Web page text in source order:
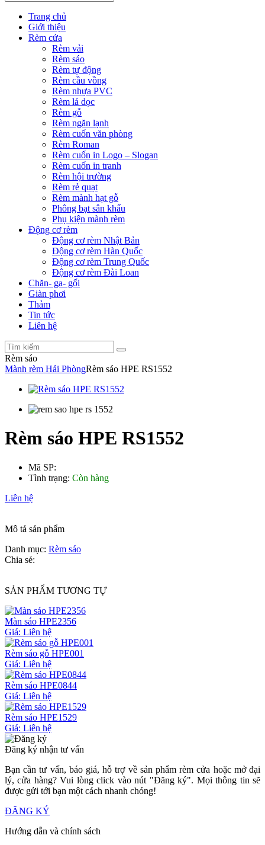
Trang chủ
Giới thiệu
Rèm cửa
Rèm vải
Rèm sáo
Rèm tự động
Rèm cầu vồng
Rèm nhựa PVC
Rèm lá dọc
Rèm gỗ
Rèm ngăn lạnh
Rèm cuốn văn phòng
Rèm Roman
Rèm cuốn in Logo – Slogan
Rèm cuốn in tranh
Rèm hội trường
Rèm rẻ quạt
Rèm mành hạt gỗ
Phông bạt sân khấu
Phụ kiện mành rèm
Động cơ rèm
Động cơ rèm Nhật Bản
Động cơ rèm Hàn Quốc
Động cơ rèm Trung Quốc
Động cơ rèm Đài Loan
Chăn- ga- gối
Giàn phơi
Thảm
Tin tức
Liên hệ
Rèm sáo
Mành rèm Hải PhòngRèm sáo HPE RS1552
Rèm sáo HPE RS1552
Mã SP:
Tình trạng: Còn hàng
Liên hệ
Mô tả sản phẩm
Danh mục: Rèm sáo
Chia sẻ:
SẢN PHẨM TƯƠNG TỰ
Màn sáo HPE2356
Giá: Liên hệ
Rèm sáo gỗ HPE001
Giá: Liên hệ
Rèm sáo HPE0844
Giá: Liên hệ
Rèm sáo HPE1529
Giá: Liên hệ
Đăng ký nhận tư vấn
Bạn cần tư vấn, báo giá, hỗ trợ về sản phẩm rèm cửa hoặc mở đại
lý, cửa hàng? Vui lòng click vào nút "Đăng ký". Mọi thông tin sẽ
được gửi tới bạn một cách nhanh chóng!
ĐĂNG KÝ
Hướng dẫn và chính sách